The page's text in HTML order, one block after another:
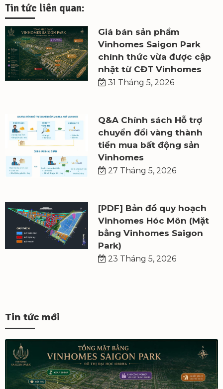
Tin tức liên quan:
Giá bán sản phẩm
Vinhomes Saigon Park
chính thức vừa được cập
nhật từ CĐT Vinhomes
31 Tháng 5, 2026
Q&A Chính sách Hỗ trợ
chuyển đổi vàng thành
tiền mua bất động sản
Vinhomes
27 Tháng 5, 2026
[PDF] Bản đồ quy hoạch
Vinhomes Hóc Môn (Mặt
bằng Vinhomes Saigon
Park)
23 Tháng 5, 2026
Tin tức mới